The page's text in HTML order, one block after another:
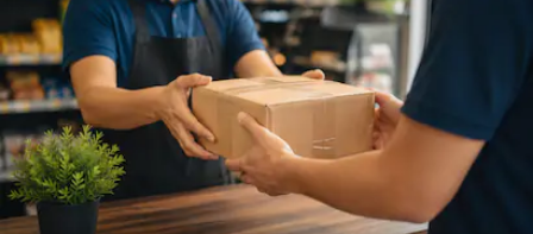
Infotechnology
Clase
Clima
Mundial 2026
Eventos Corporativos